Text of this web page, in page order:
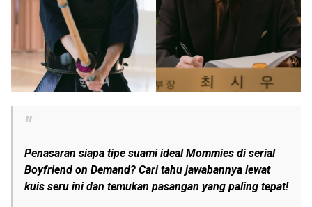
Penasaran siapa tipe suami ideal Mommies di serial
Boyfriend on Demand? Cari tahu jawabannya lewat
kuis seru ini dan temukan pasangan yang paling tepat!